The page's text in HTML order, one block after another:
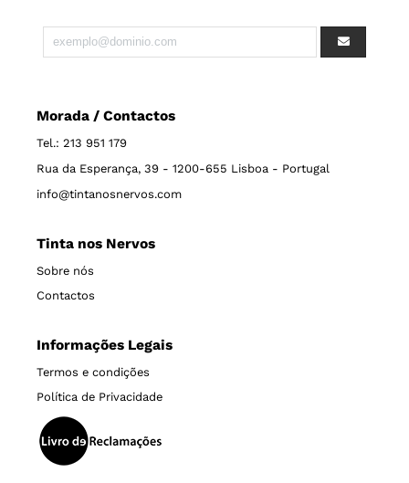
Morada / Contactos
Tel.: 213 951 179
Rua da Esperança, 39 - 1200-655 Lisboa - Portugal
info@tintanosnervos.com
Tinta nos Nervos
Sobre nós
Contactos
Informações Legais
Termos e condições
Política de Privacidade